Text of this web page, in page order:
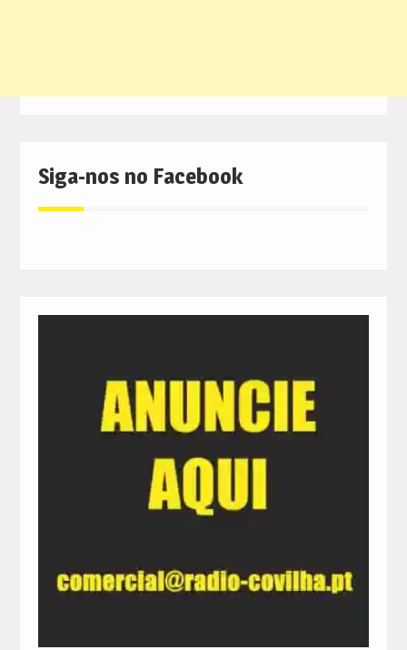
Siga-nos no Facebook